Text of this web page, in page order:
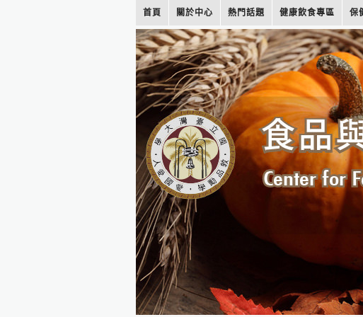
首頁 關於中心 熱門話題 健康飲食專區 保